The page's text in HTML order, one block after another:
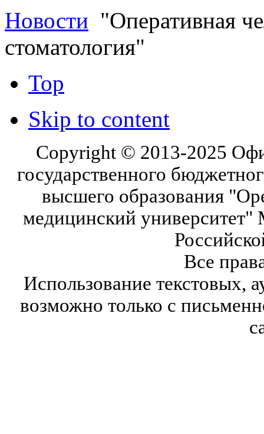
Новости "Оперативная
стоматология"
Top
Skip to content
Copyright © 2013-2025
государственного
высшего образования
медицинский университет"
Все
Использование текстовых,
возможно только с